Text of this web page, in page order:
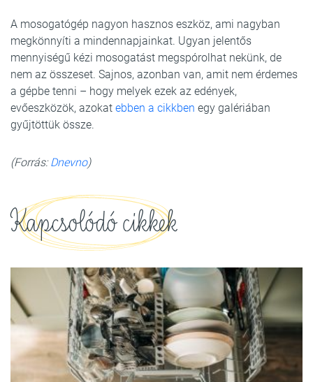
A mosogatógép nagyon hasznos eszköz, ami nagyban
megkönnyíti a mindennapjainkat. Ugyan jelentős
mennyiségű kézi mosogatást megspórolhat nekünk, de
nem az összeset. Sajnos, azonban van, amit nem érdemes
a gépbe tenni – hogy melyek ezek az edények,
evőeszközök, azokat ebben a cikkben egy galériában
gyűjtöttük össze.
(Forrás:Dnevno)
Kapcsolódó cikkek